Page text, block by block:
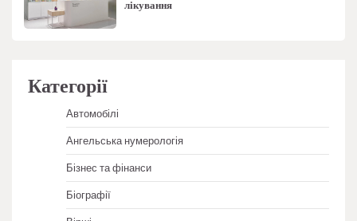
лікування
Категорії
Автомобілі
Ангельська нумерологія
Бізнес та фінанси
Біографії